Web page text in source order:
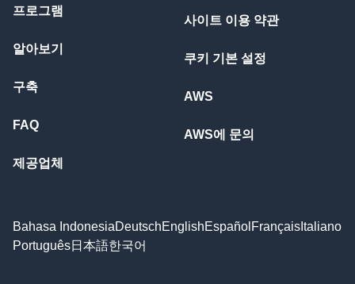
프로그램
알아보기
구축
FAQ
제공업체
사이트 이용 약관
쿠키 기본 설정
AWS
AWS에 문의
Bahasa IndonesiaDeutschEnglishEspañol Français Italiano
Português日本語한국어